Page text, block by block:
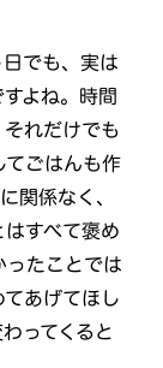
日でも、実は
よね。時間
れだけでも
てごはんも作
関係なく、
すべて褒め
ったことでは
あげてほし
ってくると